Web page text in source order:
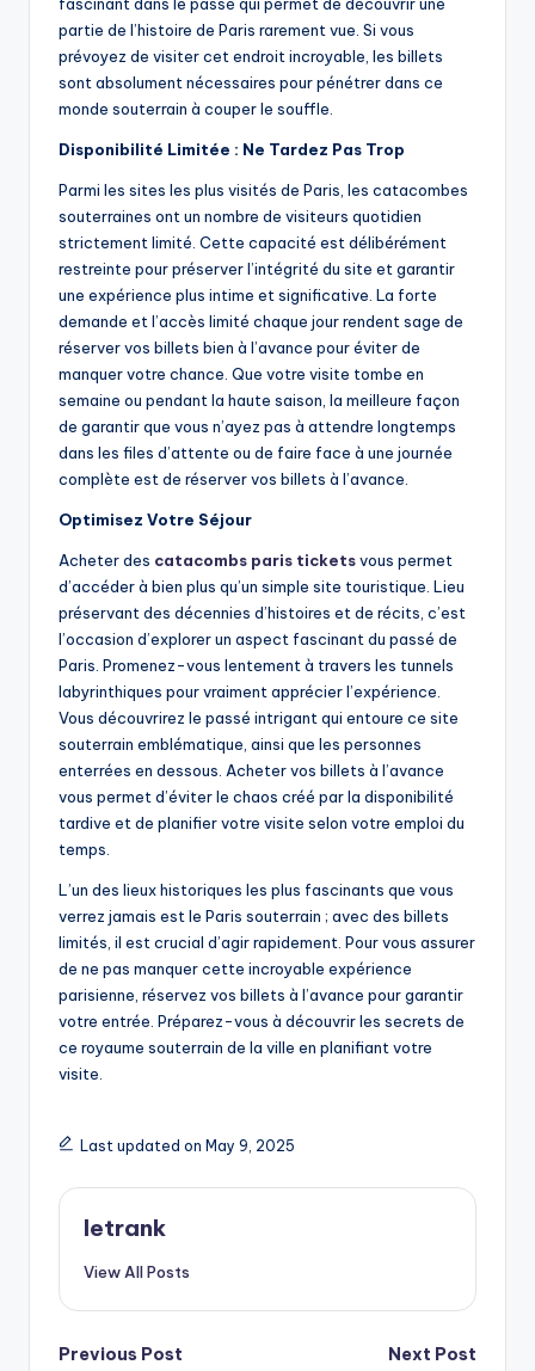
partie de l’histoire de Paris rarement vue. Si vous
prévoyez de visiter cet endroit incroyable, les billets
sont absolument nécessaires pour pénétrer dans ce
monde souterrain à couper le souffle.
Disponibilité Limitée : Ne Tardez Pas Trop
Parmi les sites les plus visités de Paris, les catacombes
souterraines ont un nombre de visiteurs quotidien
strictement limité. Cette capacité est délibérément
restreinte pour préserver l’intégrité du site et garantir
une expérience plus intime et significative. La forte
demande et l’accès limité chaque jour rendent sage de
réserver vos billets bien à l’avance pour éviter de
manquer votre chance. Que votre visite tombe en
semaine ou pendant la haute saison, la meilleure façon
de garantir que vous n’ayez pas à attendre longtemps
dans les files d’attente ou de faire face à une journée
complète est de réserver vos billets à l’avance.
Optimisez Votre Séjour
Acheter des catacombs paris ticketsvous permet
d’accéder à bien plus qu’un simple site touristique. Lieu
préservant des décennies d’histoires et de récits, c’est
l’occasion d’explorer un aspect fascinant du passé de
Paris. Promenez-vous lentement à travers les tunnels
labyrinthiques pour vraiment apprécier l’expérience.
Vous découvrirez le passé intrigant qui entoure ce site
souterrain emblématique, ainsi que les personnes
enterrées en dessous. Acheter vos billets à l’avance
vous permet d’éviter le chaos créé par la disponibilité
tardive et de planifier votre visite selon votre emploi du
temps.
L’un des lieux historiques les plus fascinants que vous
verrez jamais est le Paris souterrain ; avec des billets
limités, il est crucial d’agir rapidement. Pour vous assurer
de ne pas manquer cette incroyable expérience
parisienne, réservez vos billets à l’avance pour garantir
votre entrée. Préparez-vous à découvrir les secrets de
ce royaume souterrain de la ville en planifiant votre
visite.
Last updated on May 9, 2025
letrank
View All Posts
Previous Post
Next Post